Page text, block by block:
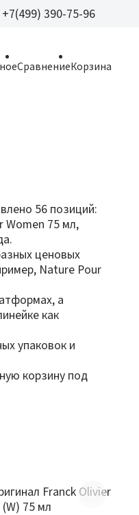
+7(499) 390-75-96
СравнениеКорзина
56 позиций:
Women 75 мл,
ценовых
Nature Pour
а
как
упаковок и
корзину под
Franck Olivier
75 мл